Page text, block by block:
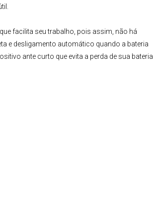
facilita seu trabalho, pois assim, não há
e desligamento automático quando a bateria
ante curto que evita a perda de sua bateria